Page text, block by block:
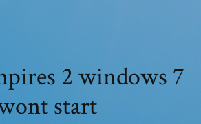
2 windows 7
start